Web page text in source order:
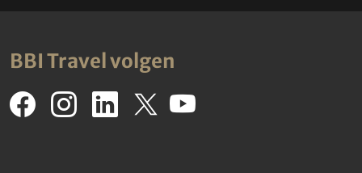
BBI Travel volgen